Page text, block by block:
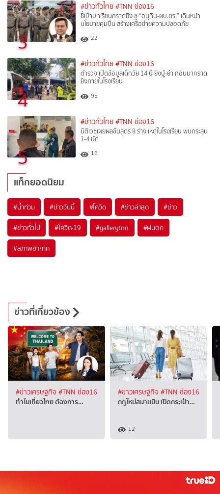
3
#ข่าวทั่วไทย #TNN ช่อง16
ชี้เป้าบทเรียนกราดยิง ชู “อนุทิน-ผบ.ตร.” เดินหน้า
นโยบายคุมปืน สร้างเครือข่ายความปลอดภัย
22
4
#ข่าวทั่วไทย #TNN ช่อง16
ตำรวจ เปิดข้อมูลเด็กวัย 14 ปี ยิงปู่-ย่า ก่อนมากราด
ยิงภายในโรงเรียน
95
5
#ข่าวทั่วไทย #TNN ช่อง16
นิติเวชเผยผลชันสูตร 8 ร่าง เหตุในโรงเรียน พบกระสุน
1-4 นัด
16
แท็กยอดนิยม
#น้ำท่วม #ข่าววันนี้ #โควิด #ข่าวล่าสุด #ข่าว
#ข่าวทั่วไป #โควิด-19 #gallerytnn #ฝนตก
#สภาพอากาศ
ข่าวที่เกี่ยวข้อง
#ข่าวเศรษฐกิจ #TNN ช่อง16
ทำไมเที่ยวไทย ต้องการ…
#ข่าวเศรษฐกิจ #TNN ช่อง16
กฎใหม่สนามบิน เปิดกระเป๋า…
12